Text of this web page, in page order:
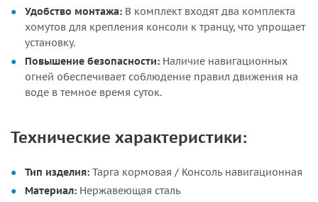
Удобство монтажа: В комплект входят два комплекта
хомутов для крепления консоли к транцу, что упрощает
установку.
Повышение безопасности: Наличие навигационных
огней обеспечивает соблюдение правил движения на
воде в темное время суток.
Технические характеристики:
Тип изделия: Тарга кормовая / Консоль навигационная
Материал: Нержавеющая сталь